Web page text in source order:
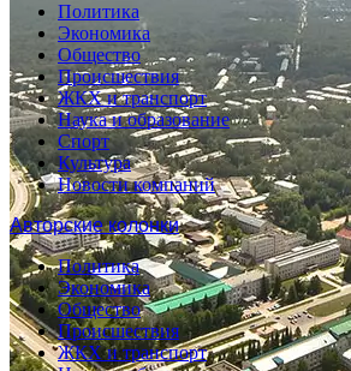
Политика
Экономика
Общество
Происшествия
ЖКХ и транспорт
Наука и образование
Спорт
Культура
Новости компаний
Авторские колонки
Политика
Экономика
Общество
Происшествия
ЖКХ и транспорт